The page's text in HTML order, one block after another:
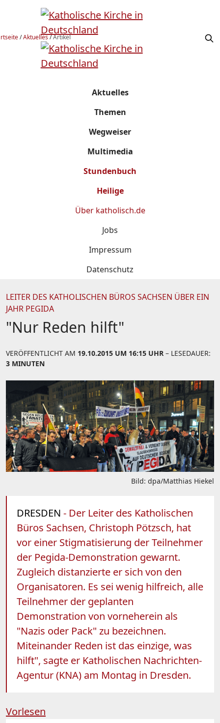
/Aktuelles/Artikel
Aktuelles
Themen
Wegweiser
Multimedia
Stundenbuch
Heilige
Über katholisch.de
Jobs
Impressum
Datenschutz
LEITER DES KATHOLISCHEN BÜROS SACHSEN ÜBER EIN
JAHR PEGIDA
"Nur Reden hilft"
VERÖFFENTLICHT AM 19.10.2015 UM 16:15 UHR – LESEDAUER:
3 MINUTEN
Bild: dpa/Matthias Hiekel
DRESDEN - Der Leiter des Katholischen
Büros Sachsen, Christoph Pötzsch, hat
vor einer Stigmatisierung der Teilnehmer
der Pegida-Demonstration gewarnt.
Zugleich distanzierte er sich von den
Organisatoren. Es sei wenig hilfreich, alle
Teilnehmer der geplanten
Demonstration von vorneherein als
"Nazis oder Pack" zu bezeichnen.
Miteinander Reden ist das einzige, was
hilft", sagte er Katholischen Nachrichten-
Agentur (KNA) am Montag in Dresden.
Vorlesen